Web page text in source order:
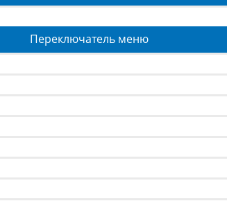
Переключатель меню